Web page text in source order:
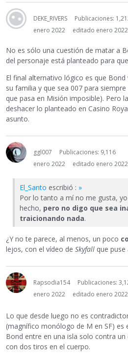
DEKE_RIVERS
Publicaciones:
enero 2022
editado enero 2022
No es sólo una cuestión de matar a
del personaje está planteado para
El final alternativo lógico es que
su familia y que sea 007 para
que pasa en Misión imposible). Pero
deshacer lo planteado en Casino
asunto.
ggl007
Publicaciones: 9,116
enero 2022
editado enero 2022
El_Santo escribió : »
Por lo tanto a mí no me gusta,
hecho, pero no digo que sea
traicionando nada.
¿Y no te parece, al menos, un poco
lejos, con el vídeo de Skyfall que puse
Rapsodia154
Publicaciones:
enero 2022
editado enero 2022
Lo que desde luego no es
(magnífico monólogo de M en SF) es
Bond entre en una isla solo contra
con dos tiros en el cuerpo.